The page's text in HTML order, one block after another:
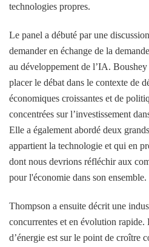
technologies propres.
Le panel a débuté par une
demander en échange de la
au développement de l’IA.
placer le débat dans le contexte de
économiques croissantes et de
concentrées sur l’investissement
Elle a également abordé deux
appartient la technologie et qui en
dont nous devrions réfléchir aux
pour l'économie dans son ensemble.
Thompson a ensuite décrit une
concurrentes et en évolution rapide.
d’énergie est sur le point de croître